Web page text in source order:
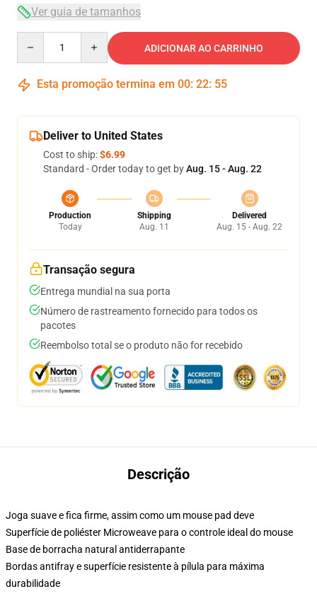
Ver guia de tamanhos
ADICIONAR AO CARRINHO
Esta promoção termina em 00: 22: 54
Deliver to United States
Cost to ship:$6.99
Standard - Order today to get byAug. 15 - Aug. 22
Production
Today
Shipping
Aug. 11
Delivered
Aug. 15 - Aug. 22
Transação segura
Entrega mundial na sua porta
Número de rastreamento fornecido para todos os
pacotes
Reembolso total se o produto não for recebido
Descrição
Joga suave e fica firme, assim como um mouse pad deve
Superfície de poliéster Microweave para o controle ideal do mouse
Base de borracha natural antiderrapante
Bordas antifray e superfície resistente à pílula para máxima
durabilidade